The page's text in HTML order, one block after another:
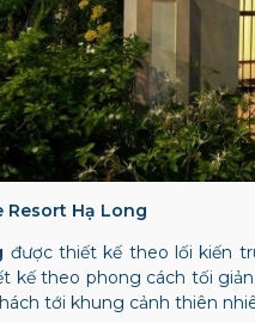
Resort Hạ Long
được thiết kế theo lối kiến
kế theo phong cách tối
tới khung cảnh thiên